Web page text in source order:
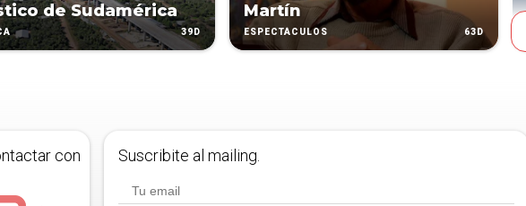
de Sudamérica
39D
Martín
ESPECTÁCULOS 63D
con
Suscribite al mailing.